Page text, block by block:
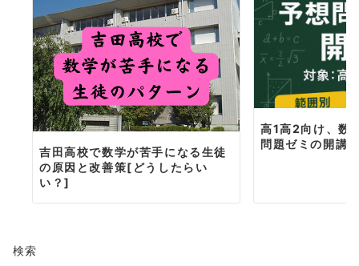
吉田高校で数学が苦手になる生徒
の原因と改善策[どうしたらい
い？]
高1高2向け、数
問題ゼミの開講
検索